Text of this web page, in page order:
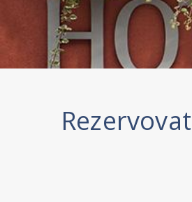
Rezervovat